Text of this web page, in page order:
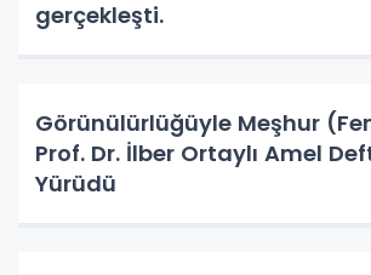
gerçekleşti.
Görünülürlüğüyle Meşhur
Prof. Dr. İlber Ortaylı Amel
Yürüdü